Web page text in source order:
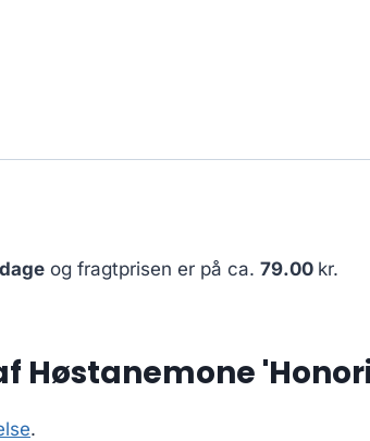
og fragtprisen er på ca. 79.00 kr.
Høstanemone
.